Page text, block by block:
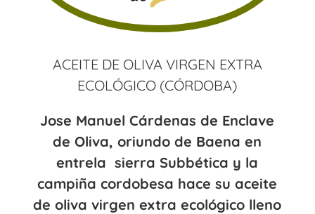
ACEITE DE OLIVA VIRGEN EXTRA
ECOLÓGICO (CÓRDOBA)
Jose Manuel Cárdenas de Enclave
de Oliva, oriundo de Baena en
entrela sierra Subbética y la
campiña cordobesa hace su aceite
de oliva virgen extra ecológico lleno